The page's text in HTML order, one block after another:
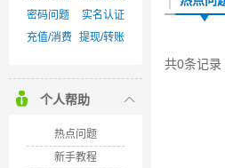
密码问题
实名认证
充值/消费 提现/转账
个人帮助
热点问题
新手教程